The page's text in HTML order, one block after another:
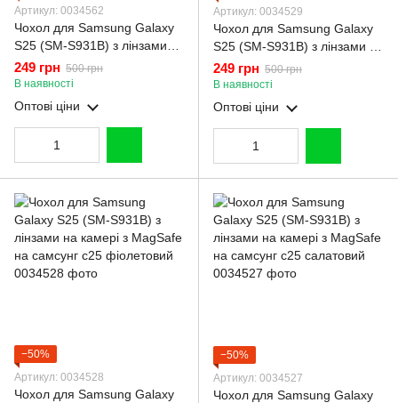
Артикул: 0034562
Чохол для Samsung Galaxy
S25 (SM-S931B) з лінзами
на камері з MagSafe на
самсунг с25 бузковий
249 грн 500 грн
В наявності
Оптові ціни
Артикул: 0034529
Чохол для Samsung Galaxy
S25 (SM-S931B) з лінзами на
камері з MagSafe на самсунг
с25 чорний
249 грн 500 грн
В наявності
Оптові ціни
−50%
Артикул: 0034528
Чохол для Samsung Galaxy
−50%
Артикул: 0034527
Чохол для Samsung Galaxy